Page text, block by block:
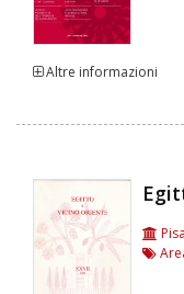
Altre informazioni